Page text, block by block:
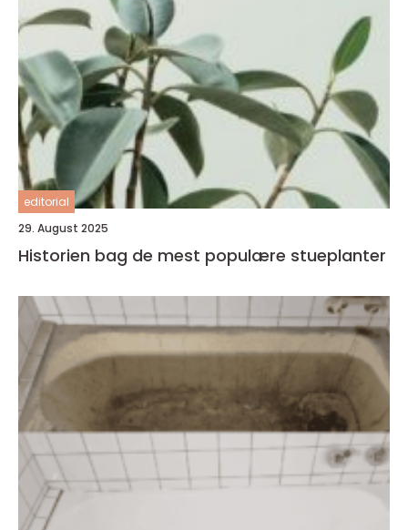
editorial
29. August 2025
Historien bag de mest populære stueplanter